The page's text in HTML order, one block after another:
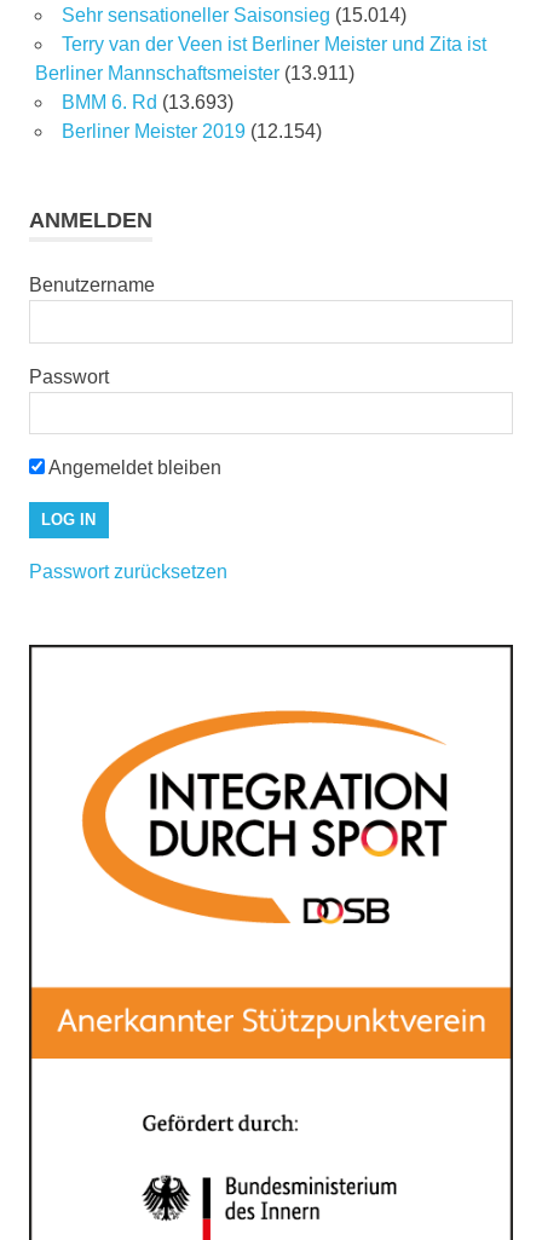
Sehr sensationeller Saisonsieg (15.014)
Terry van der Veen ist Berliner Meister und Zita ist
Berliner Mannschaftsmeister (13.911)
BMM 6. Rd (13.693)
Berliner Meister 2019 (12.154)
ANMELDEN
Benutzername
Passwort
Angemeldet bleiben
Passwort zurücksetzen